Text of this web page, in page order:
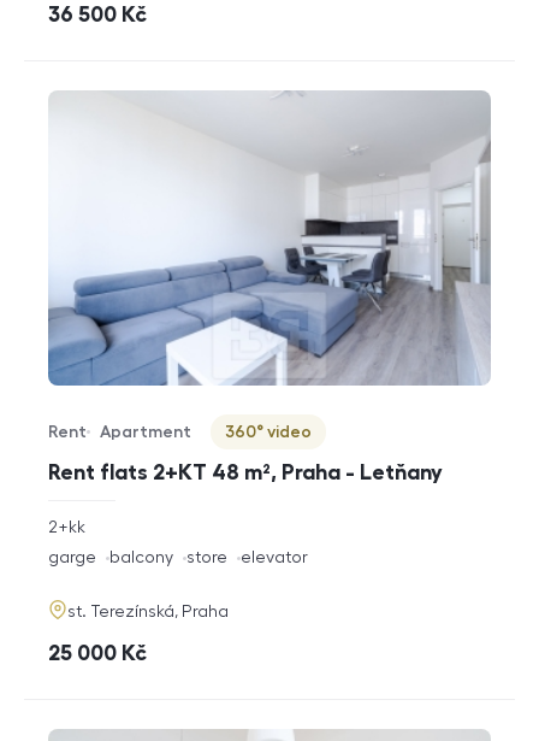
cena
36 500 Kč
Rent flats 2+KT 48 m², Praha - Letňany
Offer type
Rent
Property type
Apartment
Virtuální prohlídka
360° video
rozměry
2+kk
funkce
garge balcony store elevator
adresa
st. Terezínská, Praha
cena
25 000 Kč